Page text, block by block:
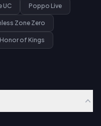
UC Poppo Live
Zone Zero
Honor of Kings